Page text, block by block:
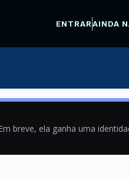
ENTRARAINDA
breve, ela ganha uma